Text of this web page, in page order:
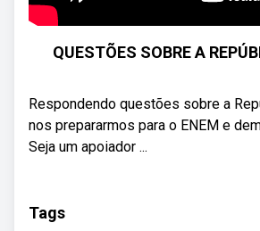
QUESTÕES SOBRE A
Respondendo questões sobre a
nos prepararmos para o ENEM e
Seja um apoiador ...
Tags